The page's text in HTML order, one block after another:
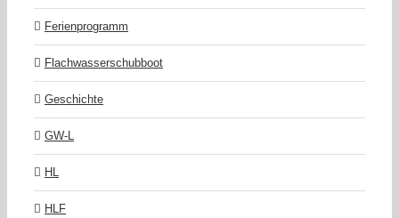
Ferienprogramm
Flachwasserschubboot
Geschichte
GW-L
HL
HLF